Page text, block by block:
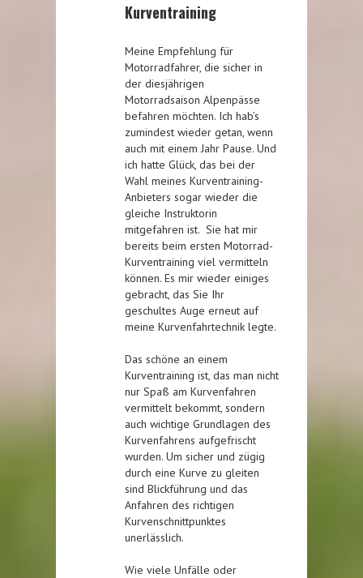
Kurventraining
Meine Empfehlung für
Motorradfahrer, die sicher in
der diesjährigen
Motorradsaison Alpenpässe
befahren möchten. Ich hab’s
zumindest wieder getan, wenn
auch mit einem Jahr Pause. Und
ich hatte Glück, das bei der
Wahl meines Kurventraining-
Anbieters sogar wieder die
gleiche Instruktorin
mitgefahren ist. Sie hat mir
bereits beim ersten Motorrad-
Kurventraining viel vermitteln
können. Es mir wieder einiges
gebracht, das Sie Ihr
geschultes Auge erneut auf
meine Kurvenfahrtechnik legte.
Das schöne an einem
Kurventraining ist, das man nicht
nur Spaß am Kurvenfahren
vermittelt bekommt, sondern
auch wichtige Grundlagen des
Kurvenfahrens aufgefrischt
wurden. Um sicher und zügig
durch eine Kurve zu gleiten
sind Blickführung und das
Anfahren des richtigen
Kurvenschnittpunktes
unerlässlich.
Wie viele Unfälle oder